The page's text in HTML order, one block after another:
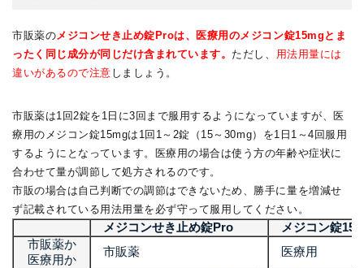
市販薬のメジコンせき止め錠Proは、医療用のメジコン錠15mgとま
ったく同じ成分が同じだけ含まれています。 ただし、 用法用量には
違いがあるので注意 しましょう。
市販薬は1回2錠を1日に3回まで服用するようになっていますが、医
療用のメジコン錠15mgは1回1～2錠（15～30mg）を1日1～4回服用
するようにとなっています。医療用の場合は使う方の年齢や症状に
合わせて量が調節して処方されるのです。
市販の場合は自己判断での調節はできないため、勝手に量を増減せ
ず記載されている用法用量を必ず守って服用してください。
メジコンせき止め錠Pro
メジコン錠
市販薬か
医療用か
市販薬 医療用